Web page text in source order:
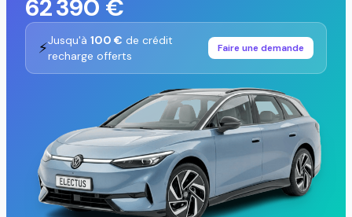
62 390 €
⚡Jusqu'à 100 € de crédit
recharge offerts
Faire une demande